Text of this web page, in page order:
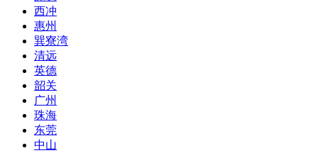
西冲
惠州
巽寮湾
清远
英德
韶关
广州
珠海
东莞
中山